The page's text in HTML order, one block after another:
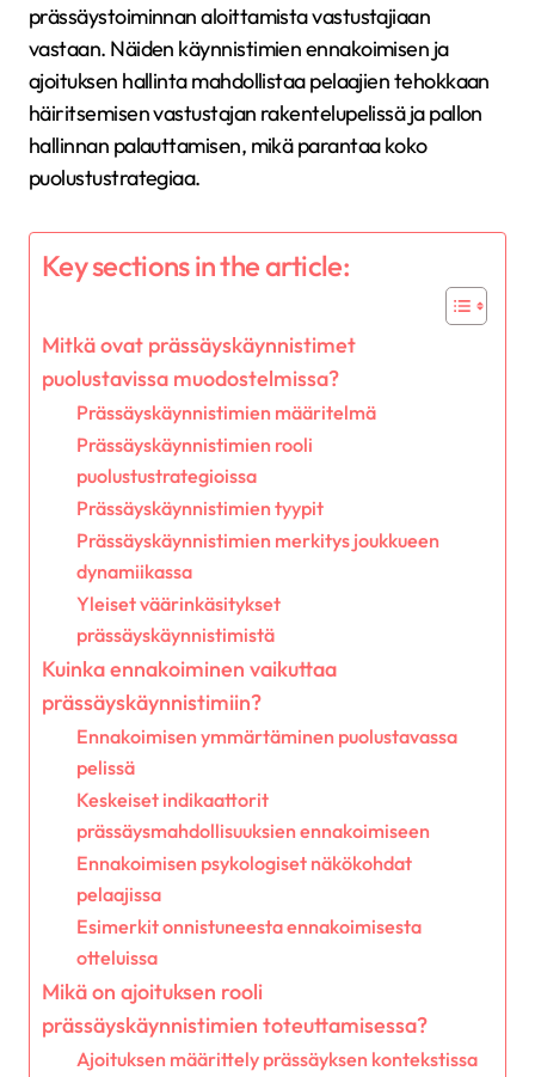
prässäystoiminnan aloittamista vastustajiaan
vastaan. Näiden käynnistimien ennakoimisen ja
ajoituksen hallinta mahdollistaa pelaajien tehokkaan
häiritsemisen vastustajan rakentelupelissä ja pallon
hallinnan palauttamisen, mikä parantaa koko
puolustustrategiaa.
Key sections in the article:
Mitkä ovat prässäyskäynnistimet
puolustavissa muodostelmissa?
Prässäyskäynnistimien määritelmä
Prässäyskäynnistimien rooli
puolustustrategioissa
Prässäyskäynnistimien tyypit
Prässäyskäynnistimien merkitys joukkueen
dynamiikassa
Yleiset väärinkäsitykset
prässäyskäynnistimistä
Kuinka ennakoiminen vaikuttaa
prässäyskäynnistimiin?
Ennakoimisen ymmärtäminen puolustavassa
pelissä
Keskeiset indikaattorit
prässäysmahdollisuuksien ennakoimiseen
Ennakoimisen psykologiset näkökohdat
pelaajissa
Esimerkit onnistuneesta ennakoimisesta
otteluissa
Mikä on ajoituksen rooli
prässäyskäynnistimien toteuttamisessa?
Ajoituksen määrittely prässäyksen kontekstissa